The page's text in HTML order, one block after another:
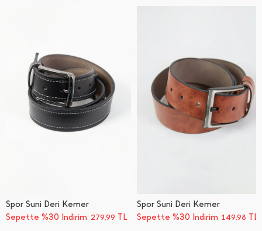
Spor Suni Deri Kemer
Sepette %30 İndirim 279,99 TL
Spor Suni Deri Kemer
Sepette %30 İndirim 149,98 TL